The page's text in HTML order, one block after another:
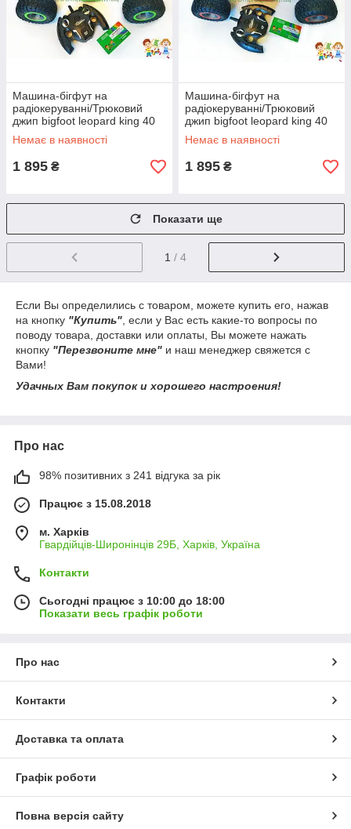
Машина-бігфут на
радіокеруванні/Трюковий
джип bigfoot leopard king 40
см.ОРІГИНАЛ UD2170
(Зелений)
Немає в наявності
1 895 ₴
Машина-бігфут на
радіокеруванні/Трюковий
джип bigfoot leopard king 40
см.ОРІГИНАЛ UD2170
(Червоний)
Немає в наявності
1 895 ₴
Показати ще
1 / 4
Если Вы определились с товаром, можете купить его, нажав
на кнопку "Купить" , если у Вас есть какие-то вопросы по
поводу товара, доставки или оплаты, Вы можете нажать
кнопку "Перезвоните мне" и наш менеджер свяжется с
Вами!
Удачных Вам покупок и хорошего настроения!
Про нас
98% позитивних з 241 відгука за рік
Працює з 15.08.2018
м. Харків
Гвардійців-Широнінців 29Б, Харків, Україна
Контакти
Сьогодні працює з 10:00 до 18:00
Показати весь графік роботи
Про нас
Контакти
Доставка та оплата
Графік роботи
Повна версія сайту